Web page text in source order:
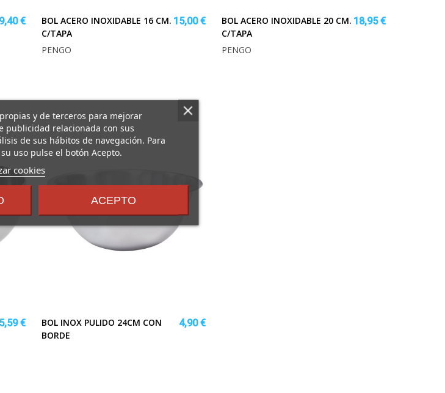
9,40 €
BOL ACERO INOXIDABLE 16 CM.
C/TAPA
15,00 €
PENGO
BOL ACERO INOXIDABLE 20 CM.
C/TAPA
18,95 €
PENGO
5,59 €
BOL INOX PULIDO 24CM CON
BORDE
4,90 €
y de terceros para mejorar
publicidad relacionada con sus
de sus hábitos de navegación. Para
uso pulse el botón Acepto.
cookies
ACEPTO